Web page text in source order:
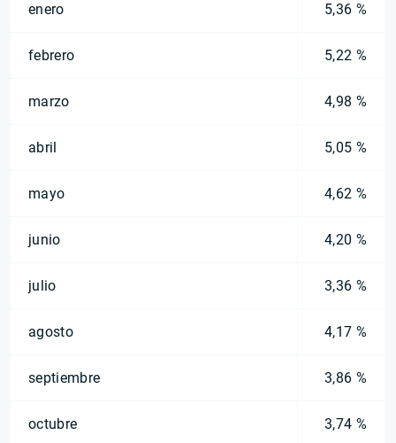
enero 5,36 %
febrero 5,22 %
marzo 4,98 %
abril 5,05 %
mayo 4,62 %
junio 4,20 %
julio 3,36 %
agosto 4,17 %
septiembre 3,86 %
octubre 3,74 %